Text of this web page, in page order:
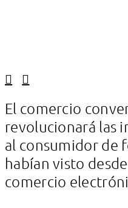
El comercio
revolucionará las
al consumidor de
habían visto
comercio